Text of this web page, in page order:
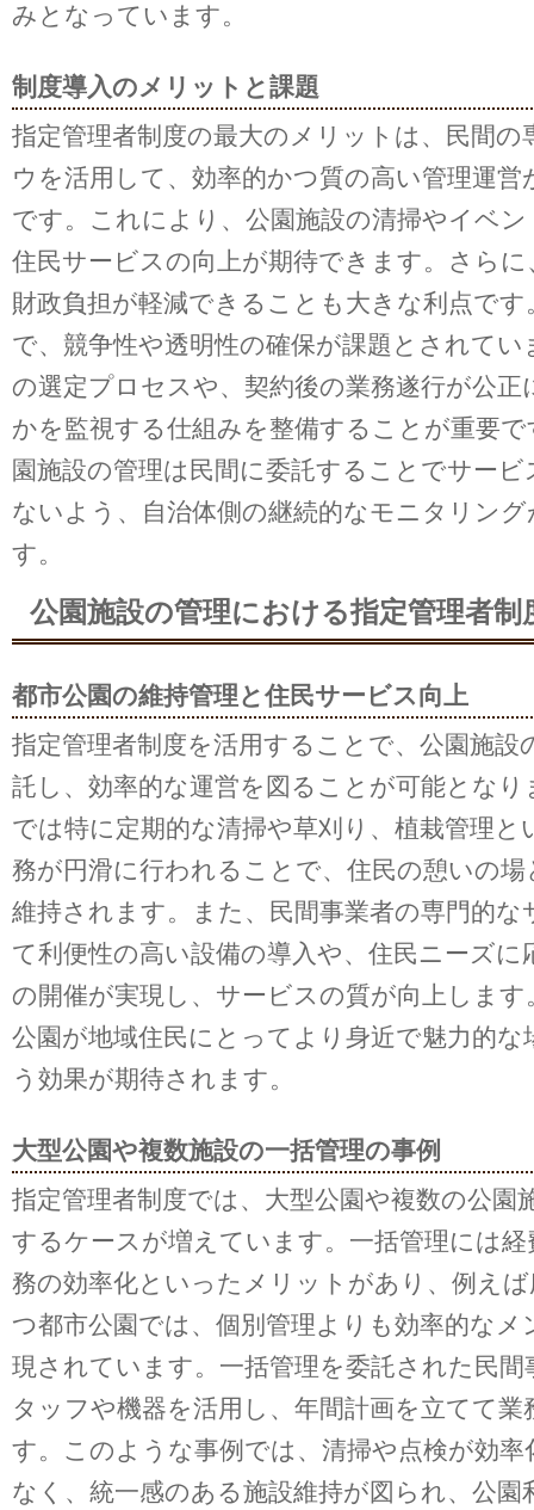
みとなっています。
制度導入のメリットと課題
指定管理者制度の最大のメリットは、民間の
ウを活用して、効率的かつ質の高い管理運営
です。これにより、公園施設の清掃やイベ
住民サービスの向上が期待できます。さらに
財政負担が軽減できることも大きな利点です
で、競争性や透明性の確保が課題とされてい
の選定プロセスや、契約後の業務遂行が公正
かを監視する仕組みを整備することが重要
園施設の管理は民間に委託することでサービ
ないよう、自治体側の継続的なモニタリン
す。
公園施設の管理における指定管理者制
都市公園の維持管理と住民サービス向上
指定管理者制度を活用することで、公園施設
託し、効率的な運営を図ることが可能となり
では特に定期的な清掃や草刈り、植栽管理と
務が円滑に行われることで、住民の憩いの
維持されます。また、民間事業者の専門的な
て利便性の高い設備の導入や、住民ニーズに
の開催が実現し、サービスの質が向上しま
公園が地域住民にとってより身近で魅力的な
う効果が期待されます。
大型公園や複数施設の一括管理の事例
指定管理者制度では、大型公園や複数の公園
するケースが増えています。一括管理には経
務の効率化といったメリットがあり、例え
つ都市公園では、個別管理よりも効率的なメ
現されています。一括管理を委託された民間
タッフや機器を活用し、年間計画を立てて業
す。このような事例では、清掃や点検が効
なく、統一感のある施設維持が図られ、公園